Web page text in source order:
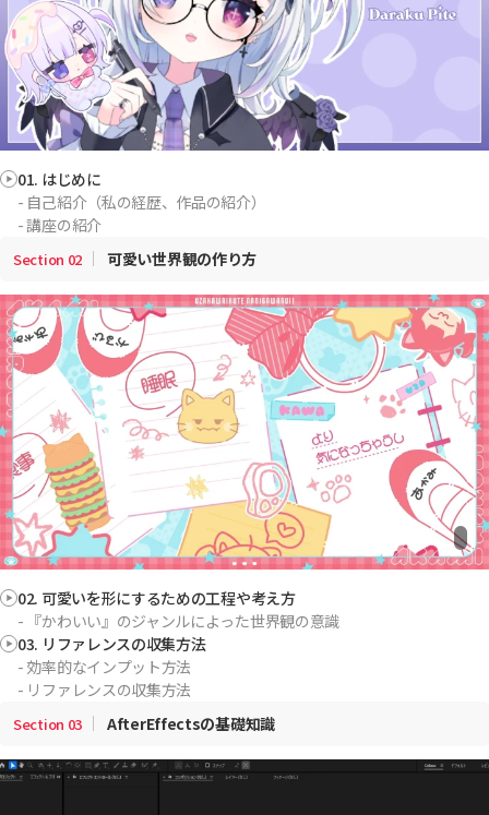
01. はじめに
- 自己紹介（私の経歴、作品の紹介）
- 講座の紹介
Section 02 可愛い世界観の作り方
02. 可愛いを形にするための工程や考え方
- 『かわいい』のジャンルによった世界観の意識
03. リファレンスの収集方法
- 効率的なインプット方法
- リファレンスの収集方法
Section 03 AfterEffectsの基礎知識